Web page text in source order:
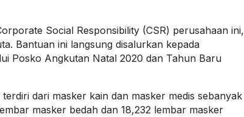
Social Responsibility (CSR) perusahaan ini,
Bantuan ini langsung disalurkan kepada
Posko Angkutan Natal 2020 dan Tahun Baru
dari masker kain dan masker medis sebanyak
masker bedah dan 18,232 lembar masker